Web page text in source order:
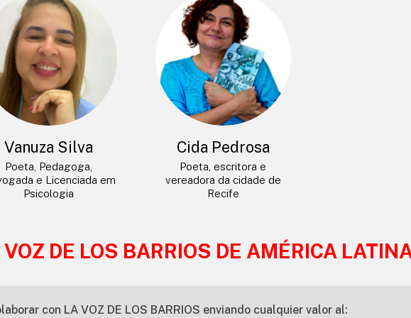
Vanuza Silva
Poeta, Pedagoga,
e Licenciada em
Psicologia
Cida Pedrosa
Poeta, escritora e
vereadora da cidade de
Recife
DE LOS BARRIOS DE AMÉRICA
con LA VOZ DE LOS BARRIOS enviando cualquier valor al: